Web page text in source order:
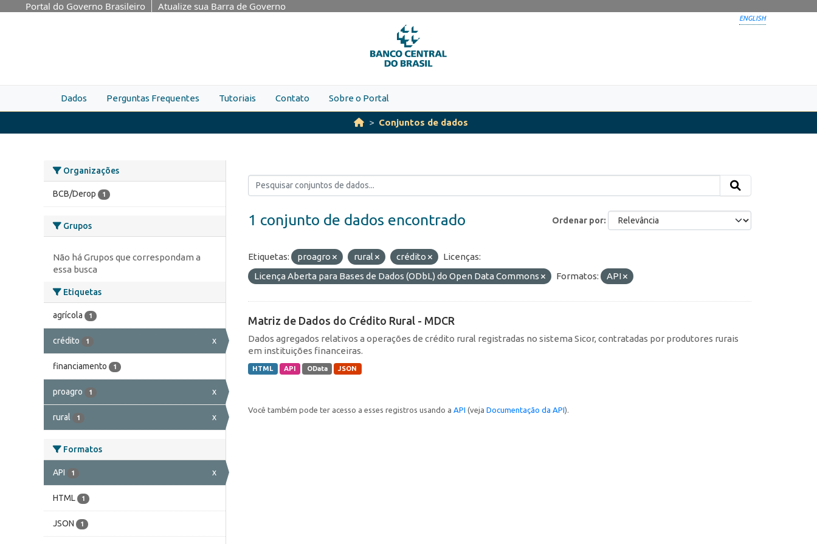
Skip to main content
Portal do Governo Brasileiro Atualize sua Barra de Governo
ENGLISH
Dados Perguntas Frequentes Tutoriais Contato Sobre o Portal
Conjuntos de dados
Organizações
BCB/Derop 1
Grupos
Não há Grupos que correspondam a
essa busca
Etiquetas
agrícola 1
crédito 1 x
financiamento 1
proagro 1 x
rural 1 x
Formatos
API 1 x
HTML 1
JSON 1
Ordenar por
1 conjunto de dados encontrado
Etiquetas: proagro rural crédito
Licenças:
Licença Aberta para Bases de Dados (ODbL) do Open Data Commons
Formatos: API
Matriz de Dados do Crédito Rural - MDCR
Dados agregados relativos a operações de crédito rural registradas no sistema Sicor, contratadas por produtores rurais
em instituições financeiras.
HTML API OData JSON
Você também pode ter acesso a esses registros usando a API (veja Documentação da API).